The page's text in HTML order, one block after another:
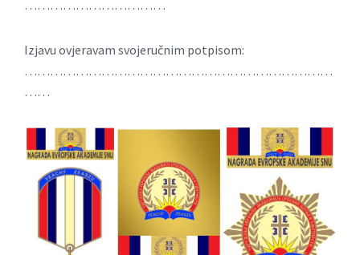
……………………………
Izjavu ovjeravam svojeručnim potpisom:
………………………………………………………………
……